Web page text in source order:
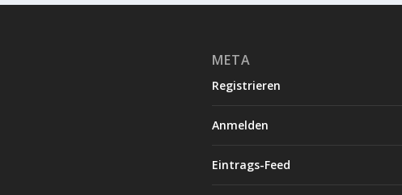
META
Registrieren
Anmelden
Eintrags-Feed